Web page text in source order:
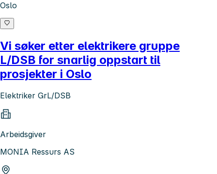
Oslo
Vi søker etter elektrikere gruppe
L/DSB for snarlig oppstart til
prosjekter i Oslo
Elektriker GrL/DSB
Arbeidsgiver
MONIA Ressurs AS